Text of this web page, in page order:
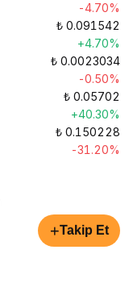
-4.70%
₺ 0.091542
+4.70%
₺ 0.0023034
-0.50%
₺ 0.05702
+40.30%
₺ 0.150228
-31.20%
+Takip Et